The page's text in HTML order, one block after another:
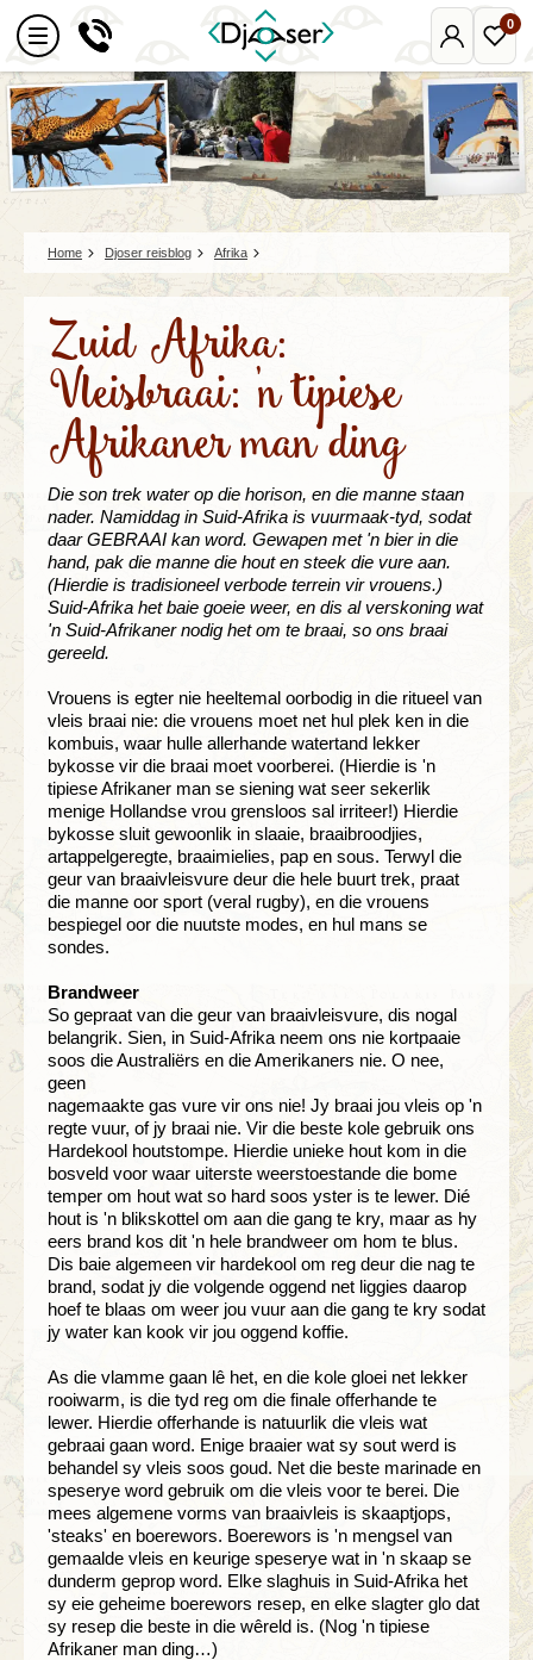
Mijn
Djoser
0
Home Djoser reisblog Afrika
Zuid Afrika:
Vleisbraai: 'n tipiese
Afrikaner man ding
Die son trek water op die horison, en die manne staan
nader. Namiddag in Suid-Afrika is vuurmaak-tyd, sodat
daar GEBRAAI kan word. Gewapen met 'n bier in die
hand, pak die manne die hout en steek die vure aan.
(Hierdie is tradisioneel verbode terrein vir vrouens.)
Suid-Afrika het baie goeie weer, en dis al verskoning wat
'n Suid-Afrikaner nodig het om te braai, so ons braai
gereeld.
Vrouens is egter nie heeltemal oorbodig in die ritueel van
vleis braai nie: die vrouens moet net hul plek ken in die
kombuis, waar hulle allerhande watertand lekker
bykosse vir die braai moet voorberei. (Hierdie is 'n
tipiese Afrikaner man se siening wat seer sekerlik
menige Hollandse vrou grensloos sal irriteer!) Hierdie
bykosse sluit gewoonlik in slaaie, braaibroodjies,
artappelgeregte, braaimielies, pap en sous. Terwyl die
geur van braaivleisvure deur die hele buurt trek, praat
die manne oor sport (veral rugby), en die vrouens
bespiegel oor die nuutste modes, en hul mans se
sondes.
Brandweer
So gepraat van die geur van braaivleisvure, dis nogal
belangrik. Sien, in Suid-Afrika neem ons nie kortpaaie
soos die Australiërs en die Amerikaners nie. O nee,
geen
nagemaakte gas vure vir ons nie! Jy braai jou vleis op 'n
regte vuur, of jy braai nie. Vir die beste kole gebruik ons
Hardekool houtstompe. Hierdie unieke hout kom in die
bosveld voor waar uiterste weerstoestande die bome
temper om hout wat so hard soos yster is te lewer. Dié
hout is 'n blikskottel om aan die gang te kry, maar as hy
eers brand kos dit 'n hele brandweer om hom te blus.
Dis baie algemeen vir hardekool om reg deur die nag te
brand, sodat jy die volgende oggend net liggies daarop
hoef te blaas om weer jou vuur aan die gang te kry sodat
jy water kan kook vir jou oggend koffie.
As die vlamme gaan lê het, en die kole gloei net lekker
rooiwarm, is die tyd reg om die finale offerhande te
lewer. Hierdie offerhande is natuurlik die vleis wat
gebraai gaan word. Enige braaier wat sy sout werd is
behandel sy vleis soos goud. Net die beste marinade en
speserye word gebruik om die vleis voor te berei. Die
mees algemene vorms van braaivleis is skaaptjops,
'steaks' en boerewors. Boerewors is 'n mengsel van
gemaalde vleis en keurige speserye wat in 'n skaap se
dunderm geprop word. Elke slaghuis in Suid-Afrika het
sy eie geheime boerewors resep, en elke slagter glo dat
sy resep die beste in die wêreld is. (Nog 'n tipiese
Afrikaner man ding…)